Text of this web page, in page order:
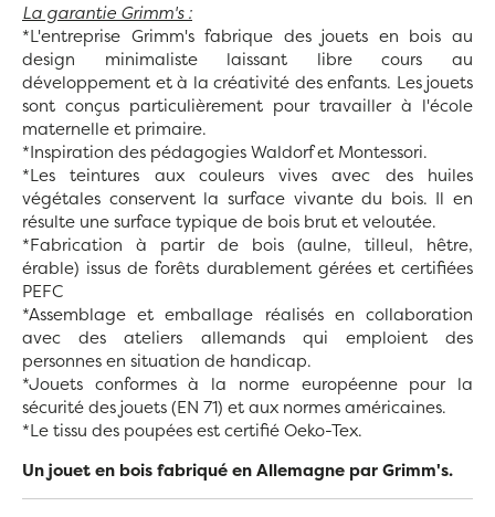
La garantie Grimm's :
*L'entreprise Grimm's fabrique des jouets en bois au
design minimaliste laissant libre cours au
développement et à la créativité des enfants. Les jouets
sont conçus particulièrement pour travailler à l'école
maternelle et primaire.
*Inspiration des pédagogies Waldorf et Montessori.
*Les teintures aux couleurs vives avec des huiles
végétales conservent la surface vivante du bois. Il en
résulte une surface typique de bois brut et veloutée.
*Fabrication à partir de bois (aulne, tilleul, hêtre,
érable) issus de forêts durablement gérées et certifiées
PEFC
*Assemblage et emballage réalisés en collaboration
avec des ateliers allemands qui emploient des
personnes en situation de handicap.
*Jouets conformes à la norme européenne pour la
sécurité des jouets (EN 71) et aux normes américaines.
*Le tissu des poupées est certifié Oeko-Tex.
Un jouet en bois fabriqué en Allemagne par Grimm's.